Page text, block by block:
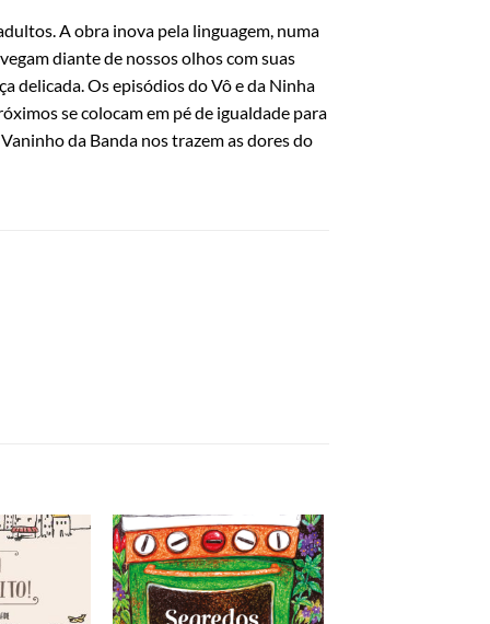
A obra inova pela linguagem, numa
diante de nossos olhos com suas
delicada. Os episódios do Vô e da Ninha
se colocam em pé de igualdade para
da Banda nos trazem as dores do